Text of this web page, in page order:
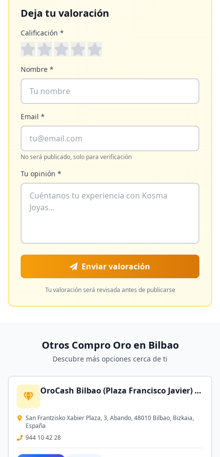
Deja tu valoración
Calificación *
Nombre *
Email *
No será publicado, solo para verificación
Tu opinión *
Enviar valoración
Tu valoración será revisada antes de publicarse
Otros Compro Oro en Bilbao
Descubre más opciones cerca de ti
OroCash Bilbao (Plaza Francisco Javier) - Compro Oro | Empeños | Joyería Low Cost
San Frantzisko Xabier Plaza, 3, Abando, 48010 Bilbao, Bizkaia,
España
944 10 42 28